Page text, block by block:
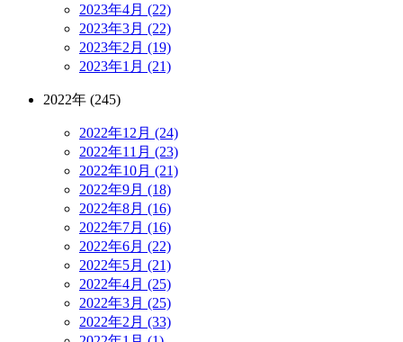
2023年4月 (22)
2023年3月 (22)
2023年2月 (19)
2023年1月 (21)
2022年 (245)
2022年12月 (24)
2022年11月 (23)
2022年10月 (21)
2022年9月 (18)
2022年8月 (16)
2022年7月 (16)
2022年6月 (22)
2022年5月 (21)
2022年4月 (25)
2022年3月 (25)
2022年2月 (33)